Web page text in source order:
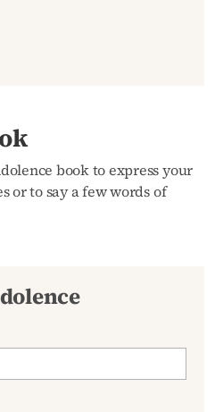
book to express your
or to say a few words of